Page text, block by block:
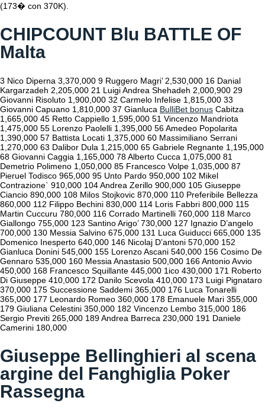
(173� con 370K).
CHIPCOUNT Blu BATTLE OF
Malta
3 Nico Diperna 3,370,000 9 Ruggero Magri’ 2,530,000 16 Danial
Kargarzadeh 2,205,000 21 Luigi Andrea Shehadeh 2,000,900 29
Giovanni Risoluto 1,900,000 32 Carmelo Infelise 1,815,000 33
Giovanni Capuano 1,810,000 37 Gianluca BulliBet bonus Cabitza
1,665,000 45 Retto Cappiello 1,595,000 51 Vincenzo Mandriota
1,475,000 55 Lorenzo Paolelli 1,395,000 56 Amedeo Popolarita
1,390,000 57 Battista Locati 1,375,000 60 Massimiliano Serrani
1,270,000 63 Dalibor Dula 1,215,000 65 Gabriele Regnante 1,195,000
68 Giovanni Caggia 1,165,000 78 Alberto Cucca 1,075,000 81
Demetrio Polimeno 1,050,000 85 Francesco Volpe 1,035,000 87
Pieruel Todisco 965,000 95 Unto Pardo 950,000 102 Mikel
Contrazione` 910,000 104 Andrea Zerillo 900,000 105 Giuseppe
Ciancio 890,000 108 Milos Stojkovic 870,000 110 Preferibile Bellezza
860,000 112 Filippo Bechini 830,000 114 Loris Fabbri 800,000 115
Martin Cuccuru 780,000 116 Corrado Martinelli 760,000 118 Marco
Giallongo 755,000 123 Santino Arigo’ 730,000 127 Ignazio D’angelo
700,000 130 Messia Salvino 675,000 131 Luca Guiducci 665,000 135
Domenico Inesperto 640,000 146 Nicolaj D’antoni 570,000 152
Gianluca Donini 545,000 155 Lorenzo Ascani 540,000 156 Cosimo De
Gennaro 535,000 160 Messia Anastasio 500,000 166 Antonio Avvio
450,000 168 Francesco Squillante 445,000 1ico 430,000 171 Roberto
Di Giuseppe 410,000 172 Danilo Scevola 410,000 173 Luigi Pignataro
370,000 175 Successione Saddemi 365,000 176 Luca Tonarelli
365,000 177 Leonardo Romeo 360,000 178 Emanuele Mari 355,000
179 Giuliana Celestini 350,000 182 Vincenzo Lembo 315,000 186
Sergio Previti 265,000 189 Andrea Barreca 230,000 191 Daniele
Camerini 180,000
Giuseppe Bellinghieri al scena
argine del Fanghiglia Poker
Rassegna